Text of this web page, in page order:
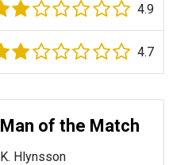
4.9
4.7
Man of the Match
K. Hlynsson